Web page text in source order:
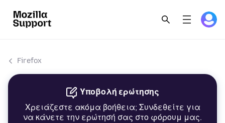
Firefox
Υποβολή ερώτησης
Χρειάζεστε ακόμα βοήθεια; Συνδεθείτε για
να κάνετε την ερώτησή σας στο φόρουμ μας.